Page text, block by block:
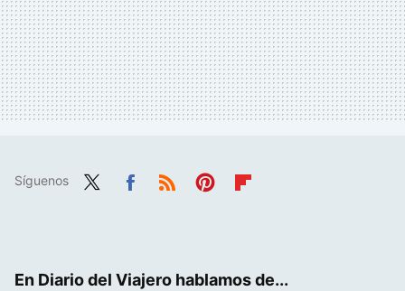
Síguenos
En Diario del Viajero hablamos de...